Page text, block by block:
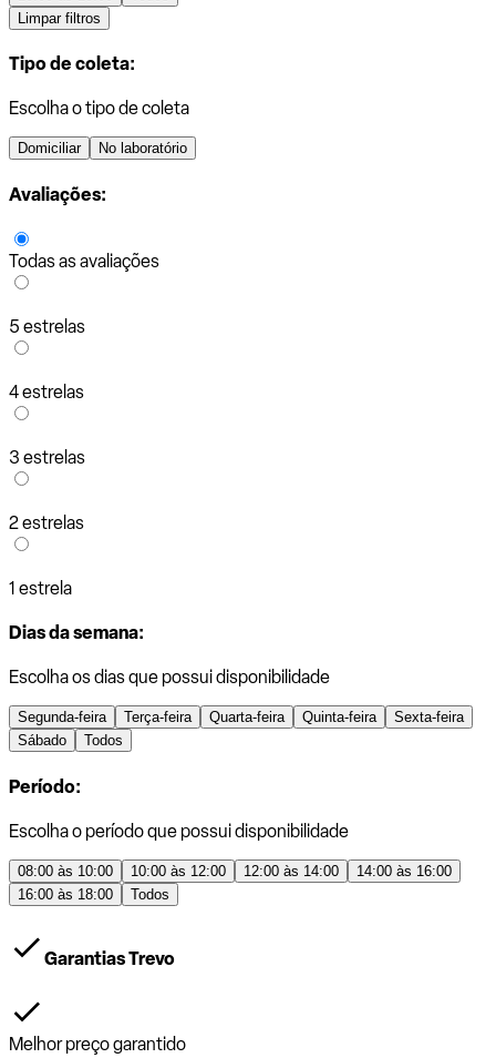
Limpar filtros
Tipo de coleta:
Escolha o tipo de coleta
Domiciliar No laboratório
Avaliações:
Todas as avaliações
5 estrelas
4 estrelas
3 estrelas
2 estrelas
1 estrela
Dias da semana:
Escolha os dias que possui disponibilidade
Segunda-feira Terça-feira Quarta-feira Quinta-feira
Sexta-feira
Sábado
Todos
Período:
Escolha o período que possui disponibilidade
08:00 às 10:00 10:00 às 12:00 12:00 às 14:00
14:00 às 16:00
16:00 às 18:00
Todos
Garantias Trevo
Melhor preço garantido